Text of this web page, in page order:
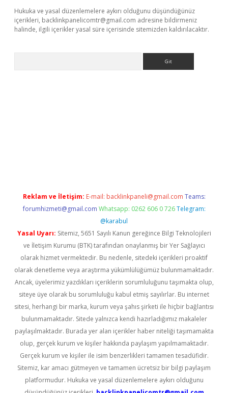
Hukuka ve yasal düzenlemelere aykırı olduğunu düşündüğünüz
içerikleri, backlinkpanelicomtr@gmail.com adresine bildirmeniz
halinde, ilgili içerikler yasal süre içerisinde sitemizden kaldırılacaktır.
Reklam ve İletişim: E-mail: backlinkpaneli@gmail.com Teams:
forumhizmeti@gmail.com Whatsapp: 0262 606 0 726 Telegram:
@karabul
Yasal Uyarı: Sitemiz, 5651 Sayılı Kanun gereğince Bilgi Teknolojileri
ve İletişim Kurumu (BTK) tarafından onaylanmış bir Yer Sağlayıcı
olarak hizmet vermektedir. Bu nedenle, sitedeki içerikleri proaktif
olarak denetleme veya araştırma yükümlülüğümüz bulunmamaktadır.
Ancak, üyelerimiz yazdıkları içeriklerin sorumluluğunu taşımakta olup,
siteye üye olarak bu sorumluluğu kabul etmiş sayılırlar. Bu internet
sitesi, herhangi bir marka, kurum veya şahıs şirketi ile hiçbir bağlantısı
bulunmamaktadır. Sitede yalnızca kendi hazırladığımız makaleler
paylaşılmaktadır. Burada yer alan içerikler haber niteliği taşımamakta
olup, gerçek kurum ve kişiler hakkında paylaşım yapılmamaktadır.
Gerçek kurum ve kişiler ile isim benzerlikleri tamamen tesadüfidir.
Sitemiz, kar amacı gütmeyen ve tamamen ücretsiz bir bilgi paylaşım
platformudur. Hukuka ve yasal düzenlemelere aykırı olduğunu